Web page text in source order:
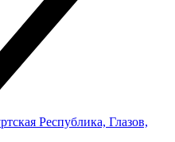
Республика, Глазов,